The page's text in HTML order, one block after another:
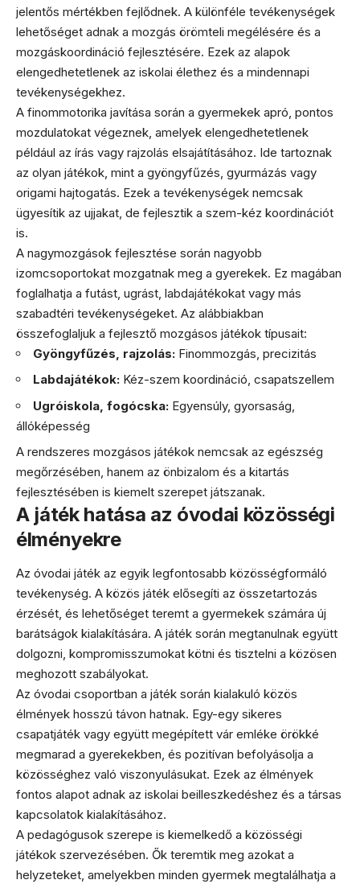
jelentős mértékben fejlődnek. A különféle tevékenységek
lehetőséget adnak a mozgás örömteli megélésére és a
mozgáskoordináció fejlesztésére. Ezek az alapok
elengedhetetlenek az iskolai élethez és a mindennapi
tevékenységekhez.
A finommotorika javítása során a gyermekek apró, pontos
mozdulatokat végeznek, amelyek elengedhetetlenek
például az írás vagy rajzolás elsajátításához. Ide tartoznak
az olyan játékok, mint a gyöngyfűzés, gyurmázás vagy
origami hajtogatás. Ezek a tevékenységek nemcsak
ügyesítik az ujjakat, de fejlesztik a szem-kéz koordinációt
is.
A nagymozgások fejlesztése során nagyobb
izomcsoportokat mozgatnak meg a gyerekek. Ez magában
foglalhatja a futást, ugrást, labdajátékokat vagy más
szabadtéri tevékenységeket. Az alábbiakban
összefoglaljuk a fejlesztő mozgásos játékok típusait:
Gyöngyfűzés, rajzolás: Finommozgás, precizitás
Labdajátékok: Kéz-szem koordináció, csapatszellem
Ugróiskola, fogócska: Egyensúly, gyorsaság,
állóképesség
A rendszeres mozgásos játékok nemcsak az egészség
megőrzésében, hanem az önbizalom és a kitartás
fejlesztésében is kiemelt szerepet játszanak.
A játék hatása az óvodai közösségi
élményekre
Az óvodai játék az egyik legfontosabb közösségformáló
tevékenység. A közös játék elősegíti az összetartozás
érzését, és lehetőséget teremt a gyermekek számára új
barátságok kialakítására. A játék során megtanulnak együtt
dolgozni, kompromisszumokat kötni és tisztelni a közösen
meghozott szabályokat.
Az óvodai csoportban a játék során kialakuló közös
élmények hosszú távon hatnak. Egy-egy sikeres
csapatjáték vagy együtt megépített vár emléke örökké
megmarad a gyerekekben, és pozitívan befolyásolja a
közösséghez való viszonyulásukat. Ezek az élmények
fontos alapot adnak az iskolai beilleszkedéshez és a társas
kapcsolatok kialakításához.
A pedagógusok szerepe is kiemelkedő a közösségi
játékok szervezésében. Ők teremtik meg azokat a
helyzeteket, amelyekben minden gyermek megtalálhatja a